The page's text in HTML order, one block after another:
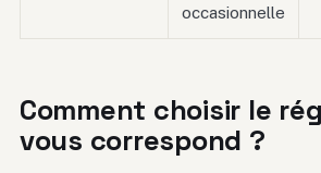
occasionnelle
Comment choisir le
vous correspond ?